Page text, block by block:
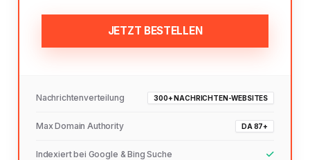
JETZT BESTELLEN
Nachrichtenverteilung 300+ NACHRICHTEN-WEBSITES
Max Domain Authority DA 87+
Indexiert bei Google & Bing Suche